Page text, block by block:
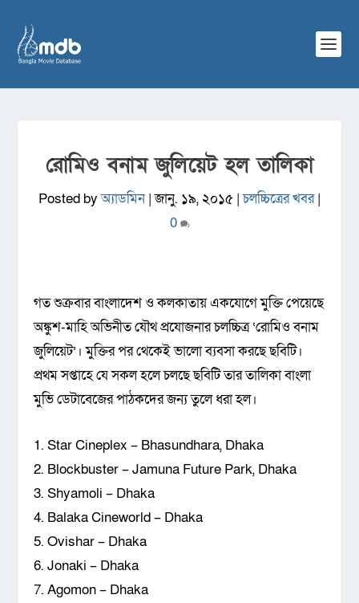
রোমিও বনাম জুলিয়েট হল তালিকা
Posted byঅ্যাডমিন|জানু. ১৯, ২০১৫ |চলচ্চিত্রের খবর|
0
গত শুক্রবার বাংলাদেশ ও কলকাতায় একযোগে মুক্তি পেয়েছে
অঙ্কুশ-মাহি অভিনীত যৌথ প্রযোজনার চলচ্চিত্র ‘রোমিও বনাম
জুলিয়েট’। মুক্তির পর থেকেই ভালো ব্যবসা করছে ছবিটি।
প্রথম সপ্তাহে যে সকল হলে চলছে ছবিটি তার তালিকা বাংলা
মুভি ডেটাবেজের পাঠকদের জন্য তুলে ধরা হল।
1. Star Cineplex – Bhasundhara, Dhaka
2. Blockbuster – Jamuna Future Park, Dhaka
3. Shyamoli – Dhaka
4. Balaka Cineworld – Dhaka
5. Ovishar – Dhaka
6. Jonaki – Dhaka
7. Agomon – Dhaka